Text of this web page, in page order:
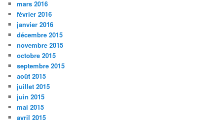
mars 2016
février 2016
janvier 2016
décembre 2015
novembre 2015
octobre 2015
septembre 2015
août 2015
juillet 2015
juin 2015
mai 2015
avril 2015